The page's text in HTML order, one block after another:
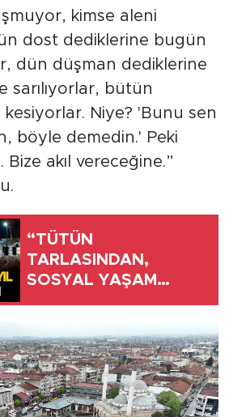
kimse aleni
dost dediklerine bugün
dün düşman dediklerine
sarılıyorlar, bütün
kesiyorlar. Niye? 'Bunu sen
böyle demedin.' Peki
Bize akıl vereceğine.”
“TÜTÜN
TARLASINDAN,
SOSYAL YAŞAM